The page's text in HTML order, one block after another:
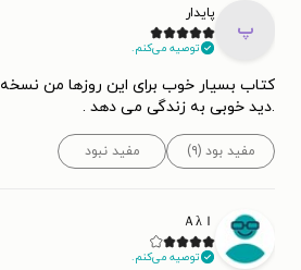
پ
پایدار
توصیه می‌کنم.
کتاب بسیار خوب برای این روزها من نسخه
.دید خوبی به زندگی می دهد .
مفید بود (۹) مفید نبود
ＡλＩ
توصیه می‌کنم.